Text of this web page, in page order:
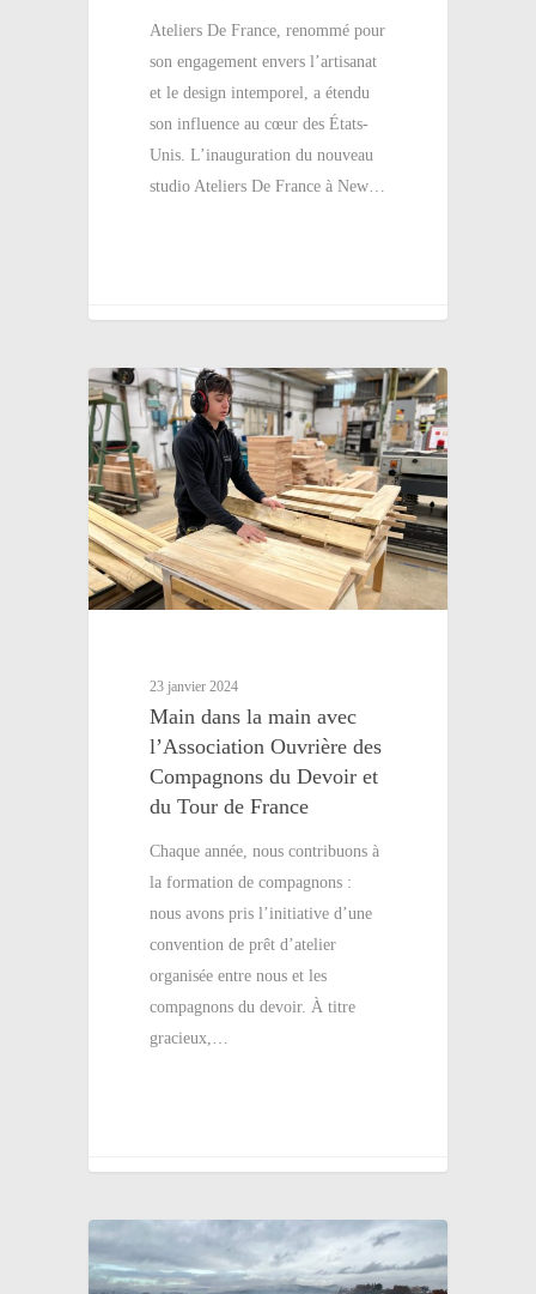
Ateliers De France, renommé pour
son engagement envers l’artisanat
et le design intemporel, a étendu
son influence au cœur des États-
Unis. L’inauguration du nouveau
studio Ateliers De France à New…
23 janvier 2024
Main dans la main avec
l’Association Ouvrière des
Compagnons du Devoir et
du Tour de France
Chaque année, nous contribuons à
la formation de compagnons :
nous avons pris l’initiative d’une
convention de prêt d’atelier
organisée entre nous et les
compagnons du devoir. À titre
gracieux,…